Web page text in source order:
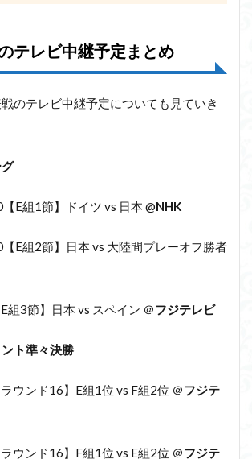
テレビ中継予定まとめ
のテレビ中継予定についても見ていき
E組1節】ドイツ vs 日本 @NHK
E組2節】日本 vs 大陸間プレーオフ勝者
組3節】日本 vs スペイン ＠フジテレビ
ト準々決勝
ウンド16】E組1位 vs F組2位 ＠フジテ
ウンド16】F組1位 vs E組2位 ＠フジテ